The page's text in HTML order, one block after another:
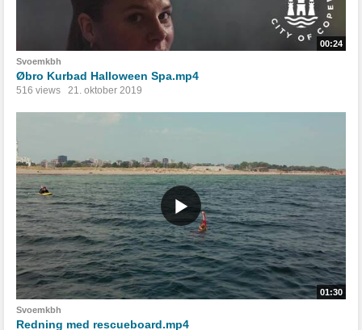
00:24
Svoemkbh
Øbro Kurbad Halloween Spa.mp4
516 views 21. oktober 2019
01:30
Svoemkbh
Redning med rescueboard.mp4